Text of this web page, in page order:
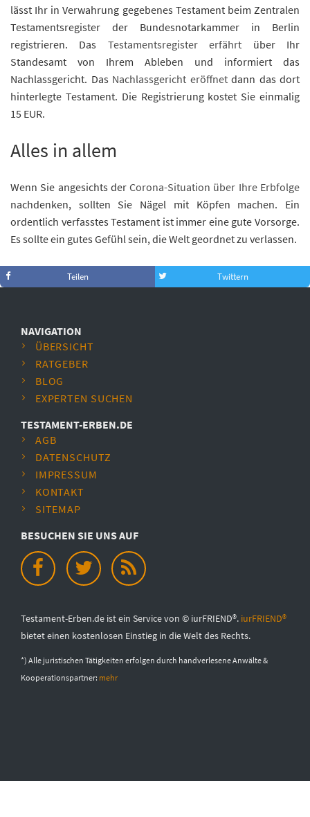
lässt Ihr in Verwahrung gegebenes Testament beim Zentralen
Testamentsregister der Bundesnotarkammer in Berlin
registrieren. Das Testamentsregister erfährt über Ihr
Standesamt von Ihrem Ableben und informiert das
Nachlassgericht. Das Nachlassgericht eröffnetdann das dort
hinterlegte Testament. Die Registrierung kostet Sie einmalig
15 EUR.
Alles in allem
Wenn Sie angesichts derCorona-Situation über Ihre Erbfolge
nachdenken, sollten Sie Nägel mit Köpfen machen. Ein
ordentlich verfasstes Testament ist immer eine gute Vorsorge.
Es sollte ein gutes Gefühl sein, die Welt geordnet zu verlassen.
Teilen Twittern
NAVIGATION
ÜBERSICHT
RATGEBER
BLOG
EXPERTEN SUCHEN
TESTAMENT-ERBEN.DE
AGB
DATENSCHUTZ
IMPRESSUM
KONTAKT
SITEMAP
BESUCHEN SIE UNS AUF
Testament-Erben.de ist ein Service von © iurFRIEND®. iurFRIEND®
bietet einen kostenlosen Einstieg in die Welt des Rechts.
*) Alle juristischen Tätigkeiten erfolgen durch handverlesene Anwälte &
Kooperationspartner: mehr